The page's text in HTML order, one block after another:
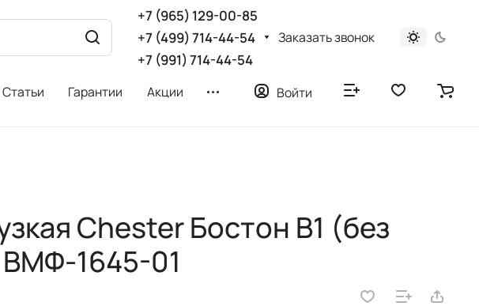
+7 (965) 129-00-85
+7 (499) 714-44-54
+7 (991) 714-44-54
Заказать звонок
Статьи Гарантии Акции Войти
Chester Бостон B1 (без
1645-01